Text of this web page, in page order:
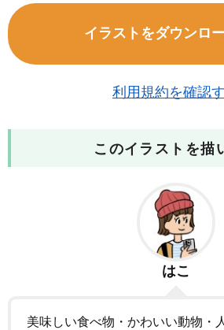
イラストをダウンロ
利用規約を確認
このイラストを描
はこ
美味しい食べ物・かわいい動物・